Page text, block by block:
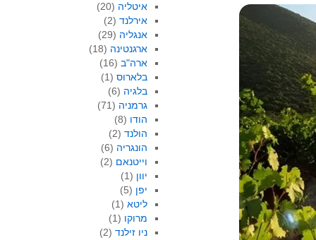
איטליה (20)
אירלנד (2)
אנגליה (29)
ארגנטינה (18)
ארה"ב (16)
בלארוס (1)
בלגיה (6)
גרמניה (71)
הודו (8)
הולנד (2)
הונגריה (6)
וייטנאם (2)
יוון (1)
יפן (5)
ליטא (1)
מרוקו (1)
ניו זילנד (2)